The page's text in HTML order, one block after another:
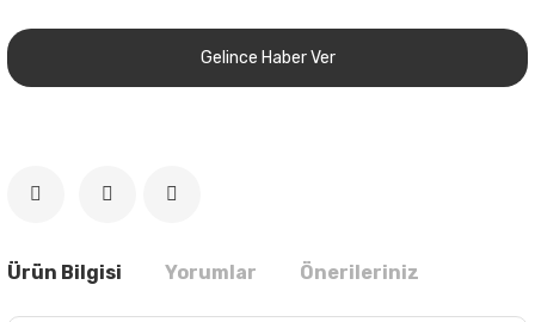
Gelince Haber Ver
Ürün Bilgisi Yorumlar Önerileriniz